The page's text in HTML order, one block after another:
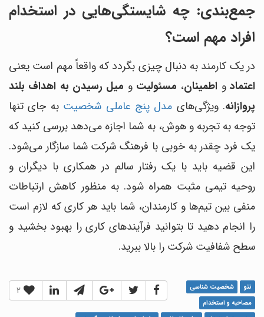
جمع‌بندی: چه شایستگی‌هایی در استخدام
افراد مهم است؟
در یک کارمند به دنبال چیزی بگردد که واقعاً مهم است یعنی
اعتمادو اطمینان، مسئولیت و میل رسیدن به اهداف بلند
پروازانه. ویژگی‌های مدل پنج عاملی شخصیت به جای تنها
توجه به تجربه و هوش، به شما اجازه می‌دهد بررسی کنید که
یک فرد چقدر به خوبی با فرهنگ شرکت شما سازگار می‌شود.
این قضیه باید با یک رفتار سالم در همکاری با دیگران و
روحیه تیمی مثبت همراه شود. به منظور کاهش ارتباطات
منفی بین تیم‌ها و کارمندان، شما باید هر کاری که لازم است
را انجام دهید تا بتوانید فرآیندهای کاری را بهبود بخشید و
سطح شفافیت شرکت را بالا ببرید.
2 نئو
شخصیت شناسی
مصاحبه و استخدام